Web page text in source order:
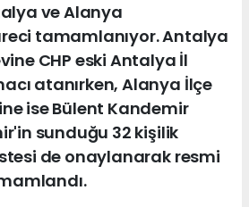
ve Alanya
tamamlanıyor. Antalya
CHP eski Antalya İl
atanırken, Alanya İlçe
ise Bülent Kandemir
sunduğu 32 kişilik
de onaylanarak resmi